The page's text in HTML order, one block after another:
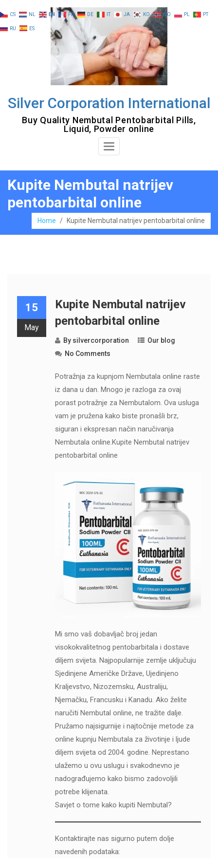
to
content
Silver Corporation International
Buy Quality Nembutal Pentobarbital Pills,
Liquid, Powder online
Toggle
Kupite Nembutal natrijev
pentobarbital online
Home / Kupite Nembutal natrijev pentobarbital online
15
May
Kupite Nembutal natrijev
pentobarbital online
By silvercorporation
Our blog
No Comments
Potražnja za kupnjom Nembutala online raste
iz dana u dan. Mnogo je razloga za ovaj
porast potražnje za Nembutalom. Ova usluga
vam je pružena kako biste pronašli brz,
siguran i ekspresan način naručivanja
Nembutala online.Kupite Nembutal natrijev
pentobarbital online
Mi smo vaš dobavljač broj jedan
visokokvalitetnog pentobarbitala i dostave
diljem svijeta. Najpopularnije zemlje uključuju
Sjedinjene Američke Države, Ujedinjeno
Kraljevstvo, Nizozemsku, Australiju,
Njemačku, Francusku i Kanadu. Ako želite
naručiti Nembutal online, ne tražite dalje.
Pružamo najsigurnije i najtočnije metode za
online kupnju Nembutala za životinje i ljude
diljem svijeta od 2004. godine. Neprestano
ulažemo u ovu uslugu i svakodnevno je
nadograđujemo kako bismo zadovoljili
potrebe klijenata.
Savjet o tome kako kupiti Nembutal?
Kontaktirajte nas sigurno putem dolje
navedenih podataka:
CS NL EN FR DE IT JA KO NO PL PT
RU ES